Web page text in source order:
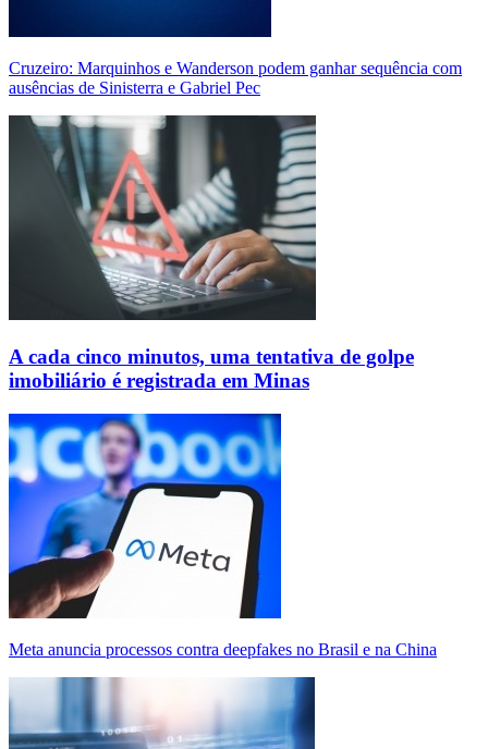
Cruzeiro: Marquinhos e Wanderson podem ganhar sequência com
ausências de Sinisterra e Gabriel Pec
A cada cinco minutos, uma tentativa de golpe
imobiliário é registrada em Minas
Meta anuncia processos contra deepfakes no Brasil e na China